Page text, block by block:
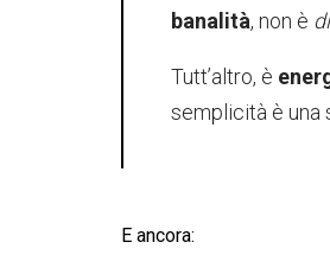
banalità, non è
Tutt’altro, è
semplicità è una
E ancora: